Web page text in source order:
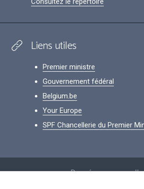
Liens utiles
Premier ministre
Gouvernement fédéral
Belgium.be
Your Europe
SPF Chancellerie du Premier
Données